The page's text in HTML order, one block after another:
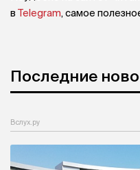
в Telegram, самое
Последние
Вслух.ру